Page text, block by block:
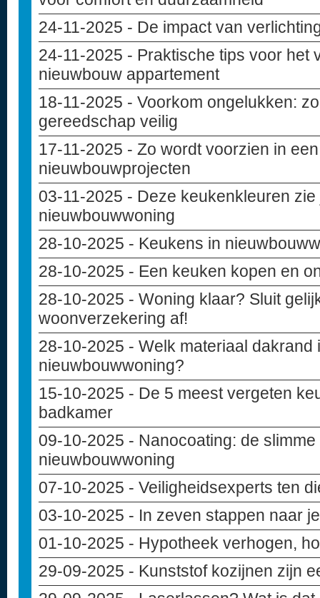
24-11-2025 - De impact van
24-11-2025 - Praktische tips voor het
nieuwbouw appartement
18-11-2025 - Voorkom ongelukken:
gereedschap veilig
17-11-2025 - Zo wordt voorzien in
nieuwbouwprojecten
03-11-2025 - Deze keukenkleuren
nieuwbouwwoning
28-10-2025 - Keukens in
28-10-2025 - Een keuken kopen en
28-10-2025 - Woning klaar? Sluit
woonverzekering af!
28-10-2025 - Welk materiaal dakrand
nieuwbouwwoning?
15-10-2025 - De 5 meest vergeten
badkamer
09-10-2025 - Nanocoating: de
nieuwbouwwoning
07-10-2025 - Veiligheidsexperts ten
03-10-2025 - In zeven stappen naar
01-10-2025 - Hypotheek verhogen,
29-09-2025 - Kunststof kozijnen zijn